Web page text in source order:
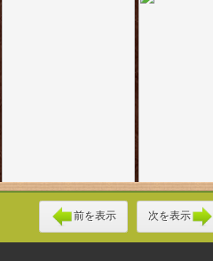
前を表示 次を表示